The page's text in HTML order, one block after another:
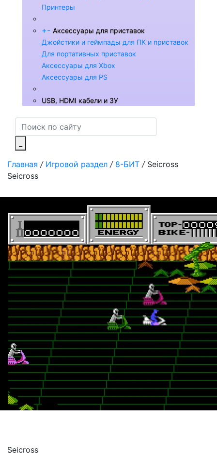
Принтеры
+- Аксессуары для приставок
Джойстики и геймпады для ПК и приставок
Для портативных приставок
Аксессуары для Xbox
Аксессуары для PS
USB, HDMI кабели и ЗУ
Главная / Игровой раздел / 8-БИТ / Seicross
Seicross
Seicross